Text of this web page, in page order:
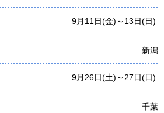
9月11日(金)～13日(日)
新潟
9月26日(土)～27日(日)
千葉